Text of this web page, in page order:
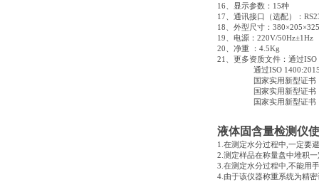
16 、显示参数： 15种
17 、通讯接口（选配）：
18、外型尺寸：
19、电源：220V/50Hz±1Hz
20、净重 ：4.5Kg
21、更多资质文件：通过
通过ISO 1400:2015环
国家实用新型证
国家实用新型证书 《实
国家实用新型证
液体固含量检测仪
1.在测定水分过程中,一定要
2.测定样品在称量盘中堆积
3.在测定水分过程中,不能用
4.由于该仪器称重系统为精